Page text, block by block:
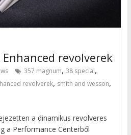
Enhanced revolverek
357 magnum, 38 special,
revolverek, smith and wesson,
a dinamikus revolveres
a Performance Centerből